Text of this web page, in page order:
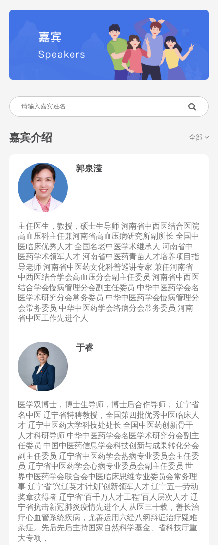
嘉宾介绍 全部
郭泉滢
主任医生，教授，硕士生导师 河南省中西医结合医院
高血压科主任兼河南省高血压病研究所副所长 全国中
医临床优秀人才 全国名老中医学术继承人 河南省中
医药学术领军人才 河南省中医药青苗人才培养项目指
导老师 河南省中医药文化科普巡讲专家 兼任河南省
中西医结合学会高血压分会副主任委员 河南省中西医
结合学会慢病管理分会副主任委员 中华中医药学会名
医学术研究分会常务委员 中华中医药学会慢病管理分
会常务委员 中华中医药学会络病分会常务委员 河南
省中医工作先进个人
于睿
医学双博士，博士生导师，博士后合作导师， 辽宁省
名中医 辽宁省特聘教授，全国第四批优秀中医临床人
才 辽宁中医药大学科技处处长 全国中医药创新骨干
人才科研导师 中华中医药学会名医学术研究分会副主
任委员 中国中医药信息学会科技创新与成果转化分会
副主任委员 辽宁省中医药学会热病专业委员会主任委
员 辽宁省中医药学会心病专业委员会副主任委员 世
界中医药学会联合会中医临床思维专业委员会常务理
事 辽宁省“兴辽英才计划”创新领军人才 辽宁五一劳动
奖章获得者 辽宁省“百千万人才工程”百人层次人才 辽
宁省抗击新冠肺炎疫情先进个人 从医三十载，善长治
疗心血管系统疾病，尤善运用六经八纲辩证治疗疑难
杂症。先后先后主持国家自然科学基金、省科技厅重
大专项，